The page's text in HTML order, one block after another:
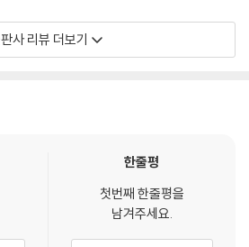
석만으로는 충분히 채워지지 않았던 독자
과 다른 관점에서 바라보는 「차라투스트라는
권위나 배경은 없을지도 모릅니다. 하지만
작은 실마리를 찾으실 수 있기를 바라기 때
읽는 분들'에게도 친절한 길잡이가 되길 소망
사 리뷰 더보기
한줄평
첫번째 한줄평을
남겨주세요.